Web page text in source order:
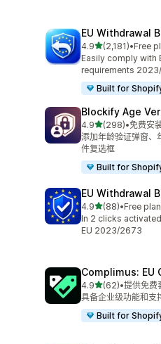
EU Withdrawal
4.9星（满分 5 星）
(2,181)
总共 2181 条评论
•Free
Easily comply with
requirements
Built for
Blockify Age
4.9星（满分 5 星）
(298)
总共 298 条评论
•免费安
添加年龄验证弹窗、
件复选框
Built for
EU Withdrawal
4.9星（满分 5 星）
(88)
总共 88 条评论
•Free
In 2 clicks
EU 2023/2673
Complimus: EU
4.9星（满分 5 星）
(62)
总共 62 条评论
•提供免费
具备企业级功能和支
Built for